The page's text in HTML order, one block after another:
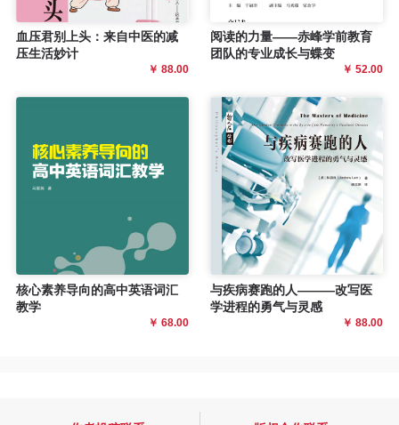
血压君别上头：来自中医的减
压生活妙计
￥ 88.00
阅读的力量——赤峰学前教育
团队的专业成长与蝶变
￥ 52.00
核心素养导向的高中英语词汇
教学
￥ 68.00
与疾病赛跑的人———改写医
学进程的勇气与灵感
￥ 88.00